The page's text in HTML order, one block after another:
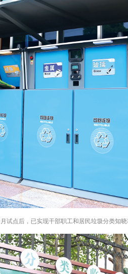
试点后，已实现干部职工和居民垃圾分类知